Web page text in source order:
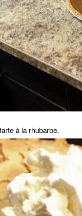
à la rhubarbe.